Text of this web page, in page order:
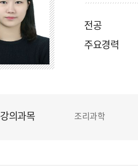
전공
주요경력
강의과목 조리과학